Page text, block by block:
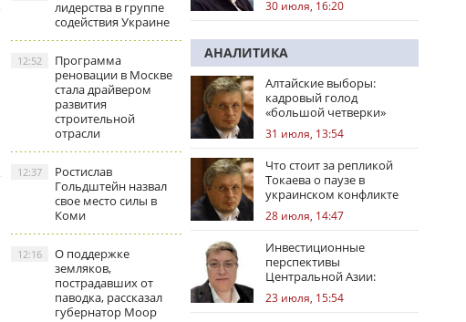
лидерства в группе
содействия Украине
Программа
реновации в Москве
стала драйвером
развития
строительной
отрасли
12:52
Ростислав
Гольдштейн назвал
свое место силы в
Коми
12:37
О поддержке
земляков,
пострадавших от
паводка, рассказал
губернатор Моор
12:16
30 июля, 16:20
АНАЛИТИКА
Алтайские выборы:
кадровый голод
«большой четверки»
31 июля, 13:54
Что стоит за репликой
Токаева о паузе в
украинском конфликте
28 июля, 14:47
Инвестиционные
перспективы
Центральной Азии:
региональные тренды
23 июля, 15:54